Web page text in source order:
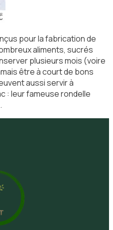
pour la fabrication de
aliments, sucrés
plusieurs mois (voire
être à court de bons
aussi servir à
: leur fameuse rondelle